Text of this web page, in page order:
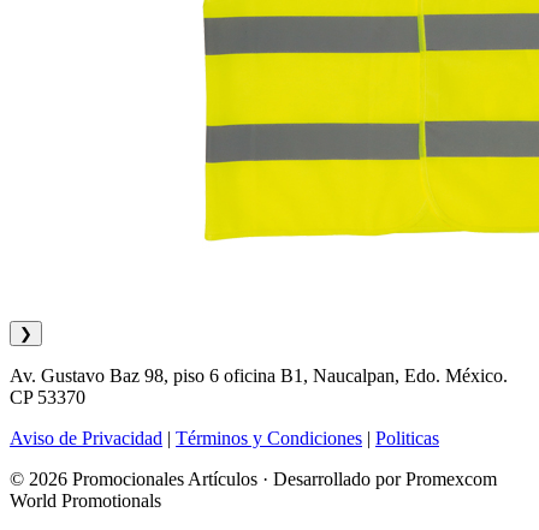
❯
Av. Gustavo Baz 98, piso 6 oficina B1, Naucalpan, Edo. México.
CP 53370
Aviso de Privacidad | Términos y Condiciones | Politicas
© 2026 Promocionales Artículos · Desarrollado por Promexcom
World Promotionals